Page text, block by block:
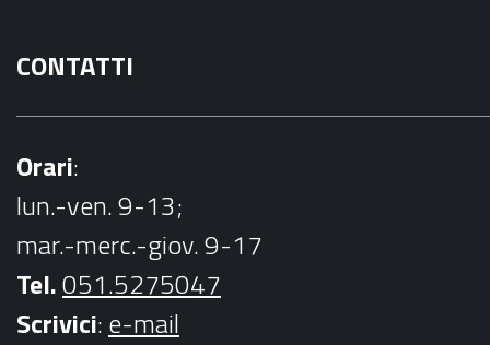
CONTATTI
Orari:
lun.-ven. 9-13;
mar.-merc.-giov. 9-17
Tel.051.5275047
Scrivici:e-mail